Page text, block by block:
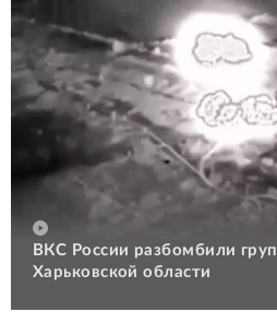
ВКС России разбомбили
Харьковской области